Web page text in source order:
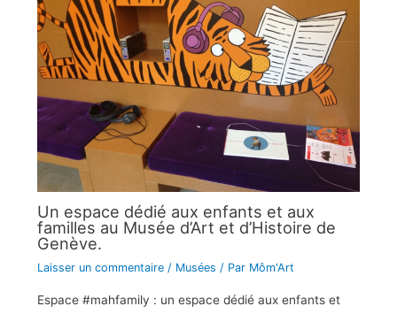
Un espace dédié aux enfants et aux
familles au Musée d’Art et d’Histoire de
Genève.
Laisser un commentaire / Musées / Par Môm'Art
Espace #mahfamily : un espace dédié aux enfants et